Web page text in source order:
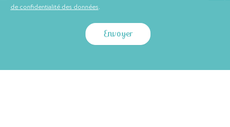
de confidentialité des données.